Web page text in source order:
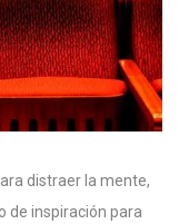
distraer la mente,
de inspiración para